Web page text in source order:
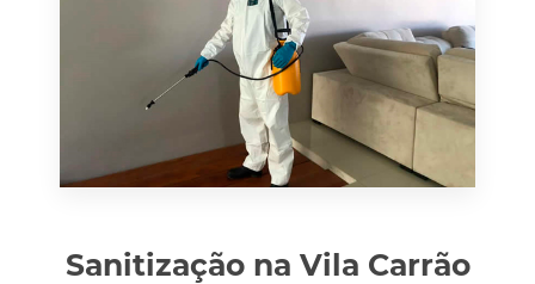
Sanitização na Vila Carrão